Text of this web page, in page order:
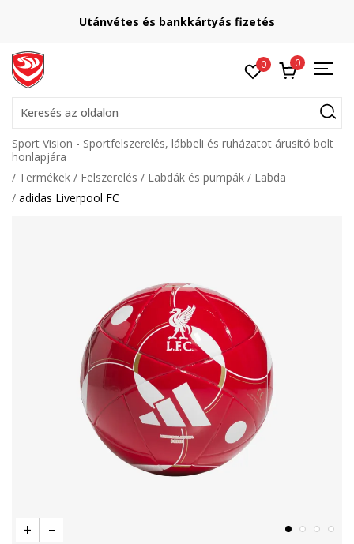
Utánvétes és bankkártyás fizetés
0 0
Keresés az oldalon
Sport Vision - Sportfelszerelés, lábbeli és ruházatot árusító bolt
honlapjára
Termékek
Felszerelés Labdák és pumpák
Labda
adidas Liverpool FC